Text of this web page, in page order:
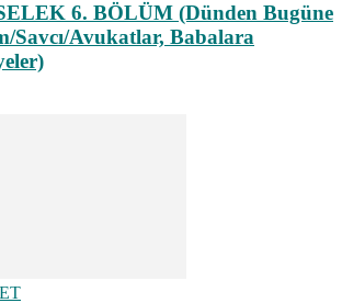
6. BÖLÜM (Dünden Bugüne
Savcı/Avukatlar, Babalara